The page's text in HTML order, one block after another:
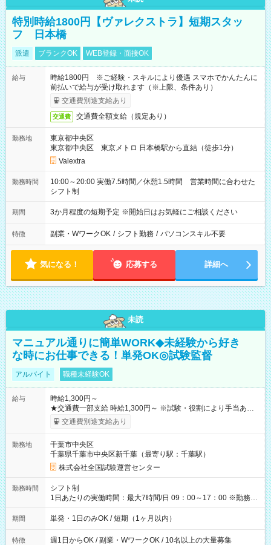
特別時給1800円【ヴァレクストラ】短期スタッ
フ 日本橋
派遣 ブランクOK WEB登録・面接OK
給与
時給1800円 ※ご経験・スキルにより優遇 スマホでかんたんに
前払いで給与が受け取れます（※上限、条件あり）
交通費別途支給あり
交通費 交通費全額支給（規定あり）
勤務地
東京都中央区
東京都中央区 東京メトロ 日本橋駅から直結（徒歩1分）
Valextra
勤務時間
10:00～20:00 実働7.5時間／休憩1.5時間 営業時間に合わせた
シフト制
期間 3か月程度の短期予定 ※開始日はお気軽にご相談ください
特徴 副業・WワークOK / シフト勤務 / パソコンスキル不要
気になる！ 応募する 詳細へ
未読
マニュアル通りに簡単WORK◆未経験から好き
な時にお仕事できる！単発OK◎試験監督
アルバイト 職種未経験OK
給与
時給1,300円～
★交通費一部支給 時給1,300円～ ※試験・役割により手当あり
※勤務回数により昇給あり 【即給（前払い）オプションあ
り！】 希望される場合、勤務から1週間ほどで給与の一部を受け
例】 ・河合塾模擬試験 8:30～17:30（休憩1時間） 時給1,300円
×8時間＝日収10,400円＋交通費 ※当日の役割により時給＋100
円の場合あり ・国家試験 7:00～13:30（休憩なし） 時給1,300
円（役割手当＋100円）×6時間＝日収8,400円＋交通費 【試用期
間】試用期間なし
交通費別途支給あり
勤務地
千葉市中央区
千葉県千葉市中央区新千葉（最寄り駅：千葉駅）
株式会社全国試験運営センター
勤務時間
シフト制
1日あたりの実働時間：最大7時間/日 09：00～17：00 ※勤務時
間は 試験により異なります。
期間 単発・1日のみOK / 短期（1ヶ月以内）
特徴 週1日からOK / 副業・WワークOK / 10名以上の大量募集